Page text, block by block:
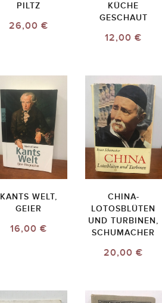
PILTZ
26,00 €
KÜCHE
GESCHAUT
12,00 €
KANTS WELT,
GEIER
16,00 €
CHINA-
LOTOSBLÜTEN
UND TURBINEN,
SCHUMACHER
20,00 €